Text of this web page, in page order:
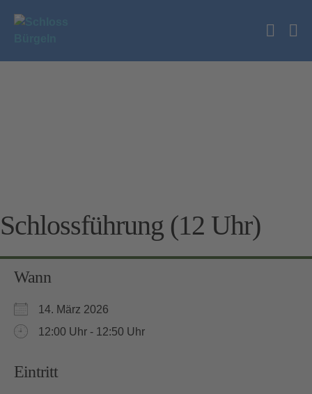
Inhalt
Schlossführung (12 Uhr)
Wann
14. März 2026
12:00 Uhr - 12:50 Uhr
Eintritt